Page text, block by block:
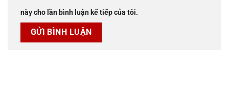
này cho lần bình luận kế tiếp của tôi.